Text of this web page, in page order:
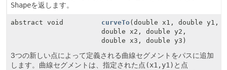
Shapeを返します。
abstract void curveTo(double x1, double y1,
double x2, double y2,
double x3, double y3)
3つの新しい点によって定義される曲線セグメントをパスに追加
します。曲線セグメントは、指定された点 (x1,y1) と点